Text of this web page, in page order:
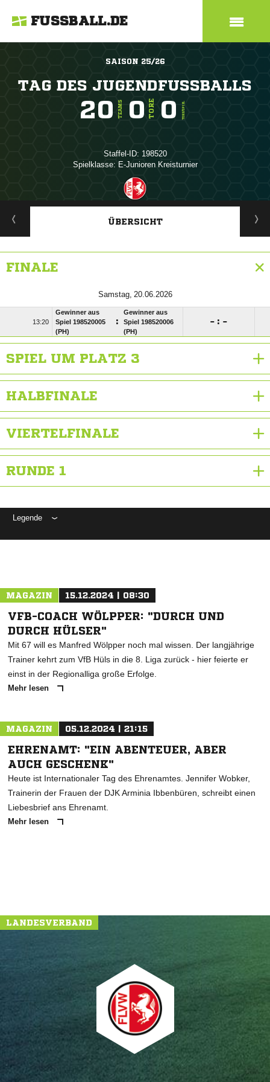
FUSSBALL.DE
SAISON 25/26
TAG DES JUGENDFUSSBALLS
20 TEAMS 0 TORE 0 TORE/SPIEL
Staffel-ID: 198520
Spielklasse: E-Junioren Kreisturnier
ANZEIGE
ÜBERSICHT
FINALE
 

Gewinner aus
Spiel 198520005
(PH)
:
Gewinner aus
Spiel 198520006
(PH)
 : 
SPIEL UM PLATZ 3
HALBFINALE
VIERTELFINALE
RUNDE 1
Legende
MAGAZIN 15.12.2024 | 08:30
VFB-COACH WÖLPPER: "DURCH UND
DURCH HÜLSER"
Mit 67 will es Manfred Wölpper noch mal wissen. Der langjährige
Trainer kehrt zum VfB Hüls in die 8. Liga zurück - hier feierte er
einst in der Regionalliga große Erfolge.
Mehr lesen
MAGAZIN 05.12.2024 | 21:15
EHRENAMT: "EIN ABENTEUER, ABER
AUCH GESCHENK"
Heute ist Internationaler Tag des Ehrenamtes. Jennifer Wobker,
Trainerin der Frauen der DJK Arminia Ibbenbüren, schreibt einen
Liebesbrief ans Ehrenamt.
Mehr lesen
LANDESVERBAND